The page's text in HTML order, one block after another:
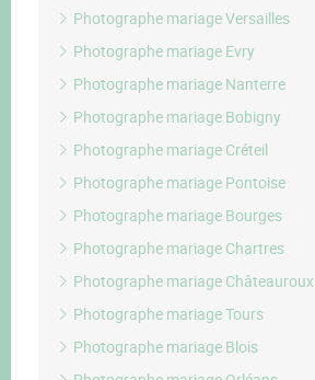
Photographe mariage Versailles
Photographe mariage Evry
Photographe mariage Nanterre
Photographe mariage Bobigny
Photographe mariage Créteil
Photographe mariage Pontoise
Photographe mariage Bourges
Photographe mariage Chartres
Photographe mariage Châteauroux
Photographe mariage Tours
Photographe mariage Blois